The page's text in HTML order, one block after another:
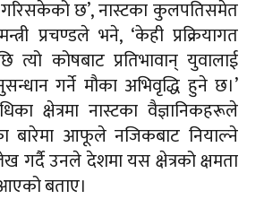
छ’, नास्टका कुलपतिसमेत
प्रचण्डले भने, ‘केही प्रक्रियागत
त्यो कोषबाट प्रतिभावान् युवालाई
गर्ने मौका अभिवृद्धि हुने छ।’
क्षेत्रमा नास्टका वैज्ञानिकहरूले
बारेमा आफूले नजिकबाट नियाल्ने
गर्दै उनले देशमा यस क्षेत्रको क्षमता
बताए।